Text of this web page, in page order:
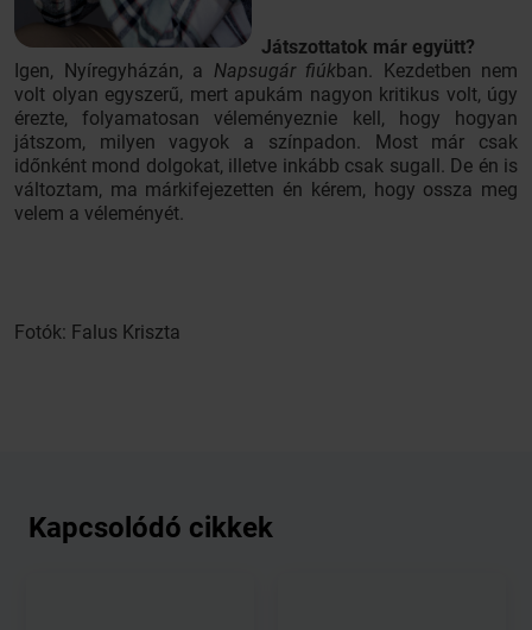
Játszottatok már együtt?
Igen, Nyíregyházán, a Napsugár fiúkban. Kezdetben nem
volt olyan egyszerű, mert apukám nagyon kritikus volt, úgy
érezte, folyamatosan véleményeznie kell, hogy hogyan
játszom, milyen vagyok a színpadon. Most már csak
időnként mond dolgokat, illetve inkább csak sugall. De én is
változtam, ma márkifejezetten én kérem, hogy ossza meg
velem a véleményét.
Fotók: Falus Kriszta
Kapcsolódó cikkek